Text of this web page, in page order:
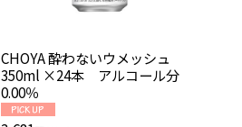
CHOYA 酔わないウメッシュ
350ml ×24本 アルコール分
0.00％